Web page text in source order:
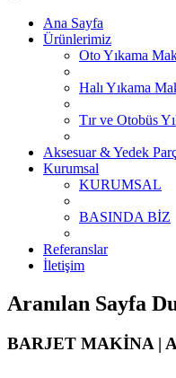
Ana Sayfa
Ürünlerimiz
Oto Yıkama
Halı Yıkama
Tır ve Otobüs
Aksesuar & Yedek
Kurumsal
KURUMSAL
BASINDA BİZ
Referanslar
İletişim
Aranılan Sayfa
BARJET MAKİNA |